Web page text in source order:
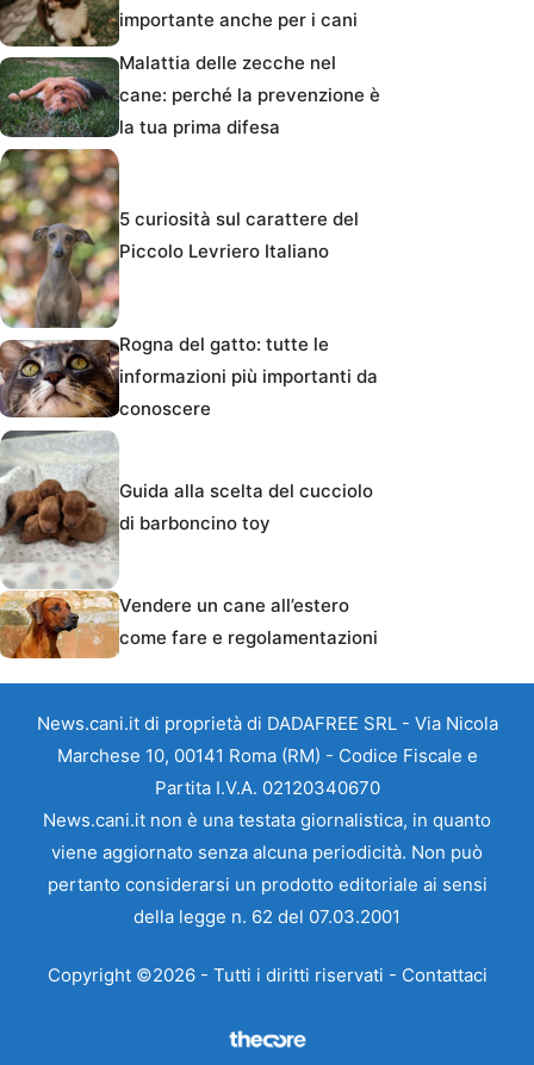
importante anche per i cani
Malattia delle zecche nel
cane: perché la prevenzione è
la tua prima difesa
5 curiosità sul carattere del
Piccolo Levriero Italiano
Rogna del gatto: tutte le
informazioni più importanti da
conoscere
Guida alla scelta del cucciolo
di barboncino toy
Vendere un cane all’estero
come fare e regolamentazioni
News.cani.it di proprietà di DADAFREE SRL - Via Nicola
Marchese 10, 00141 Roma (RM) - Codice Fiscale e
Partita I.V.A. 02120340670
News.cani.it non è una testata giornalistica, in quanto
viene aggiornato senza alcuna periodicità. Non può
pertanto considerarsi un prodotto editoriale ai sensi
della legge n. 62 del 07.03.2001
Copyright ©2026 - Tutti i diritti riservati - Contattaci